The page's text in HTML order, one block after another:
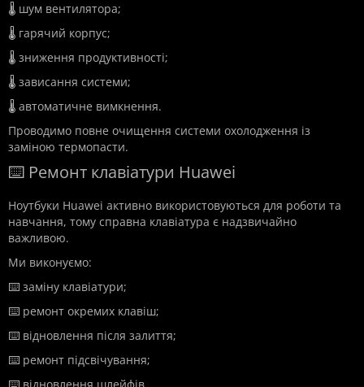
🌡️ шум вентилятора;
🌡️ гарячий корпус;
🌡️ зниження продуктивності;
🌡️ зависання системи;
🌡️ автоматичне вимкнення.
Проводимо повне очищення системи охолодження із
заміною термопасти.
⌨️ Ремонт клавіатури Huawei
Ноутбуки Huawei активно використовуються для роботи та
навчання, тому справна клавіатура є надзвичайно
важливою.
Ми виконуємо:
⌨️ заміну клавіатури;
⌨️ ремонт окремих клавіш;
⌨️ відновлення після залиття;
⌨️ ремонт підсвічування;